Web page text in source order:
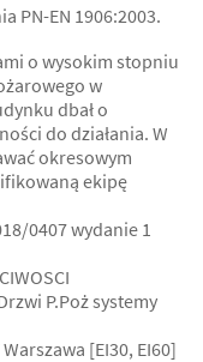
PN-EN 1906:2003.
o wysokim stopniu
w
dbał o
do działania. W
okresowym
ekipę
0407 wydanie 1
P.Poż systemy
[EI30, EI60]